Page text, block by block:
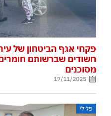
פקחי אגף הביטחון של
חשודים שברשותם
מסוכנים
17/11/2025
פלילי